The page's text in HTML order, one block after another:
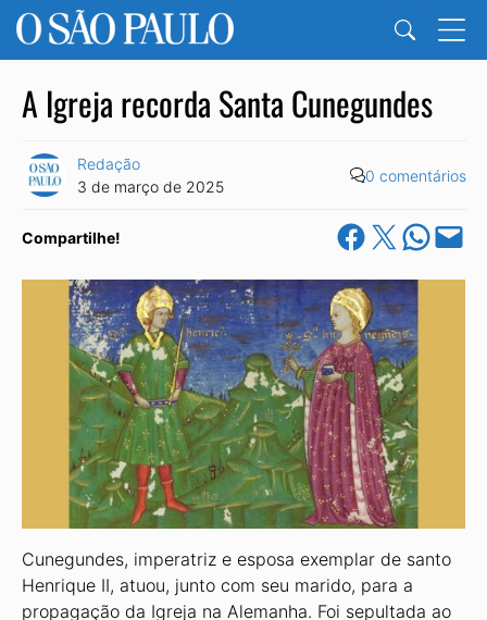
A Igreja recorda Santa Cunegundes
Redação
3 de março de 2025
0 comentários
Compartilhe! Share on Facebook
Share on X Share on
Email this
Cunegundes, imperatriz e esposa exemplar de santo
Henrique II, atuou, junto com seu marido, para a
propagação da Igreja na Alemanha. Foi sepultada ao